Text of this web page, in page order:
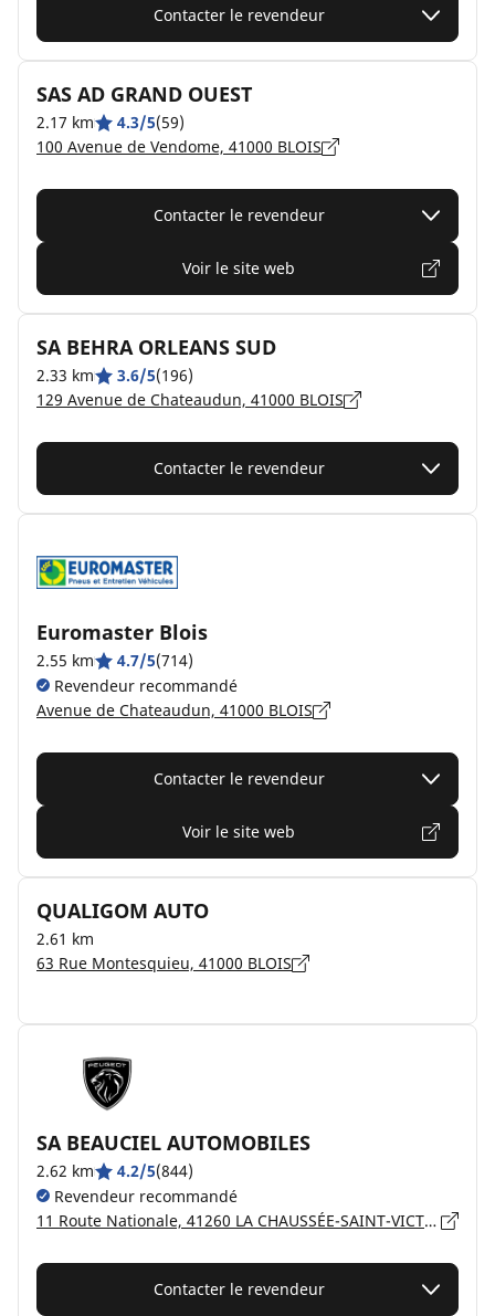
Contacter le revendeur
SAS AD GRAND OUEST
2.17 km 4.3/5(59)
100 Avenue de Vendome, 41000 BLOIS
Contacter le revendeur
Voir le site web
SA BEHRA ORLEANS SUD
2.33 km 3.6/5(196)
129 Avenue de Chateaudun, 41000 BLOIS
Contacter le revendeur
Euromaster Blois
2.55 km 4.7/5(714)
Revendeur recommandé
Avenue de Chateaudun, 41000 BLOIS
Contacter le revendeur
Voir le site web
QUALIGOM AUTO
2.61 km
63 Rue Montesquieu, 41000 BLOIS
SA BEAUCIEL AUTOMOBILES
2.62 km 4.2/5(844)
Revendeur recommandé
11 Route Nationale, 41260 LA CHAUSSÉE-SAINT-VICTOR
Contacter le revendeur